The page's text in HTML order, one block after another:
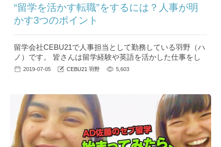
“留学を活かす転職”をするには？人事が明
かす3つのポイント
留学会社CEBU21で人事担当として勤務している羽野（ハ
ノ）です。 皆さんは留学経験や英語を活かした仕事をし
たいと考えたとき、「留学の経験を活かして～」や「英語
就きたい、留学後の転職に役立つといった情報を、留学会
社の人事の目線から見たコラム「人事のハノ」...
2019-07-05 CEBU21 羽野 5,603